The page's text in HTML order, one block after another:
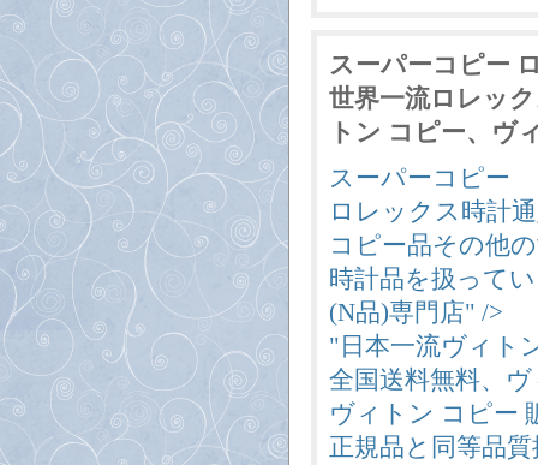
スーパーコピー
世界一流ロレッ
トン コピー、ヴ
スーパーコピー
ロレックス時計
コピー品その他
時計品を扱って
(N品)専門店" />
"日本一流ヴィト
全国送料無料、
ヴィトン コピー
正規品と同等品